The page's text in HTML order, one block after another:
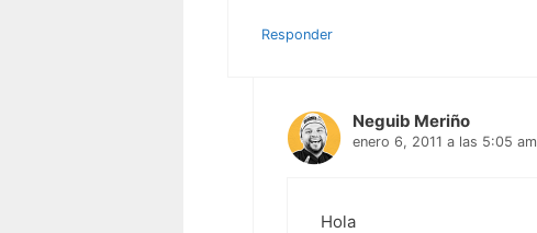
Responder
Neguib Meriño
enero 6, 2011 a las 5:05 am
Hola